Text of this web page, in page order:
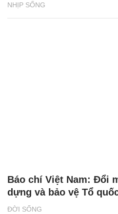
NHỊP SỐNG
ĐỜI SỐNG
Báo chí Việt Nam: Đổi
dựng và bảo vệ Tổ